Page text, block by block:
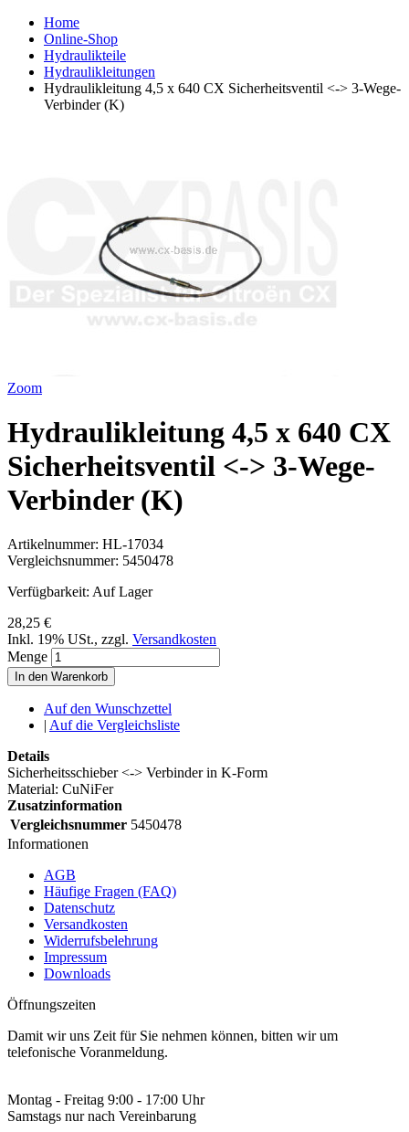
Home
Online-Shop
Hydraulikteile
Hydraulikleitungen
Hydraulikleitung 4,5 x 640 CX Sicherheitsventil <-> 3-Wege-
Verbinder (K)
Zoom
Hydraulikleitung 4,5 x 640 CX
Sicherheitsventil <-> 3-Wege-
Verbinder (K)
Artikelnummer: HL-17034
Vergleichsnummer: 5450478
Verfügbarkeit: Auf Lager
28,25 €
Inkl. 19% USt., zzgl. Versandkosten
Menge
In den Warenkorb
Auf den Wunschzettel
| Auf die Vergleichsliste
Details
Sicherheitsschieber <-> Verbinder in K-Form
Material: CuNiFer
Zusatzinformation
Vergleichsnummer 5450478
Informationen
AGB
Häufige Fragen (FAQ)
Datenschutz
Versandkosten
Widerrufsbelehrung
Impressum
Downloads
Öffnungszeiten
Damit wir uns Zeit für Sie nehmen können, bitten wir um
telefonische Voranmeldung.
Montag - Freitag 9:00 - 17:00 Uhr
Samstags nur nach Vereinbarung